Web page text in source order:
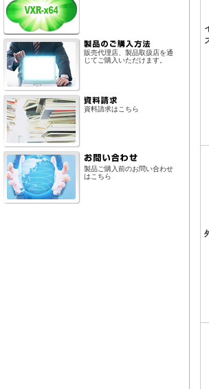
販売代理店、製品取扱店を通
じてご購入いただけます。
資料請求はこちら
製品ご購入前のお問い合わせ
はこちら